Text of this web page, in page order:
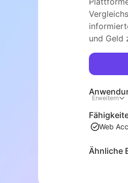
und Geld
Erweitern
Web
Ähnliche